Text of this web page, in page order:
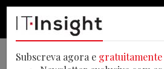
Subscreva agora e gratuitamente